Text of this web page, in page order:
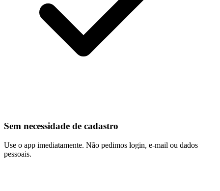
Sem necessidade de cadastro
Use o app imediatamente. Não pedimos login, e-mail ou dados
pessoais.